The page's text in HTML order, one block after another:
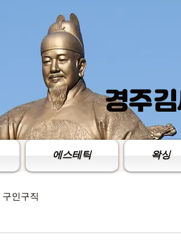
경주
에스테틱 왁싱
구인구직